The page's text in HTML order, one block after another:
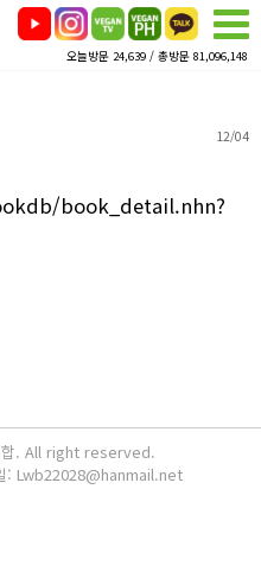
오늘방문 24,639 / 총방문 81,096,148
12/04
book_detail.nhn?
. All right reserved.
: Lwb22028@hanmail.net